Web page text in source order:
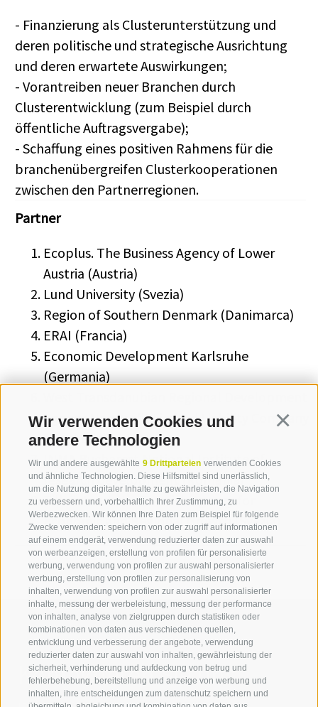
Wir verwenden Cookies und
andere Technologien
Wir und andere ausgewählte 9 Drittparteien verwenden Cookies
und ähnliche Technologien. Diese Hilfsmittel sind unerlässlich,
um die Nutzung digitaler Inhalte zu gewährleisten, die Navigation
zu verbessern und, vorbehaltlich Ihrer Zustimmung, zu
Werbezwecken. Wir können Ihre Daten zum Beispiel für folgende
Zwecke verwenden: speichern von oder zugriff auf informationen
auf einem endgerät, verwendung reduzierter daten zur auswahl
von werbeanzeigen, erstellung von profilen für personalisierte
werbung, verwendung von profilen zur auswahl personalisierter
werbung, erstellung von profilen zur personalisierung von
inhalten, verwendung von profilen zur auswahl personalisierter
inhalte, messung der werbeleistung, messung der performance
von inhalten, analyse von zielgruppen durch statistiken oder
kombinationen von daten aus verschiedenen quellen,
entwicklung und verbesserung der angebote, verwendung
reduzierter daten zur auswahl von inhalten, gewährleistung der
sicherheit, verhinderung und aufdeckung von betrug und
fehlerbehebung, bereitstellung und anzeige von werbung und
inhalten, ihre entscheidungen zum datenschutz speichern und
- Finanzierung als Clusterunterstützung und
deren politische und strategische Ausrichtung
und deren erwartete Auswirkungen;
- Vorantreiben neuer Branchen durch
Clusterentwicklung (zum Beispiel durch
öffentliche Auftragsvergabe);
- Schaffung eines positiven Rahmens für die
branchenübergreifen Clusterkooperationen
zwischen den Partnerregionen.
Partner
Ecoplus. The Business Agency of Lower
Austria (Austria)
Lund University (Svezia)
Region of Southern Denmark (Danimarca)
ERAI (Francia)
Economic Development Karlsruhe
(Germania)
Agency Nonprofit Limited Liability Company
(Ungheria)
INMA Bucharest National Institute of
research development (Romania)
Tillväxtverket – Swedish Agency for
Economic and Regional Growth (Svezia)
Kontaktieren Sie uns